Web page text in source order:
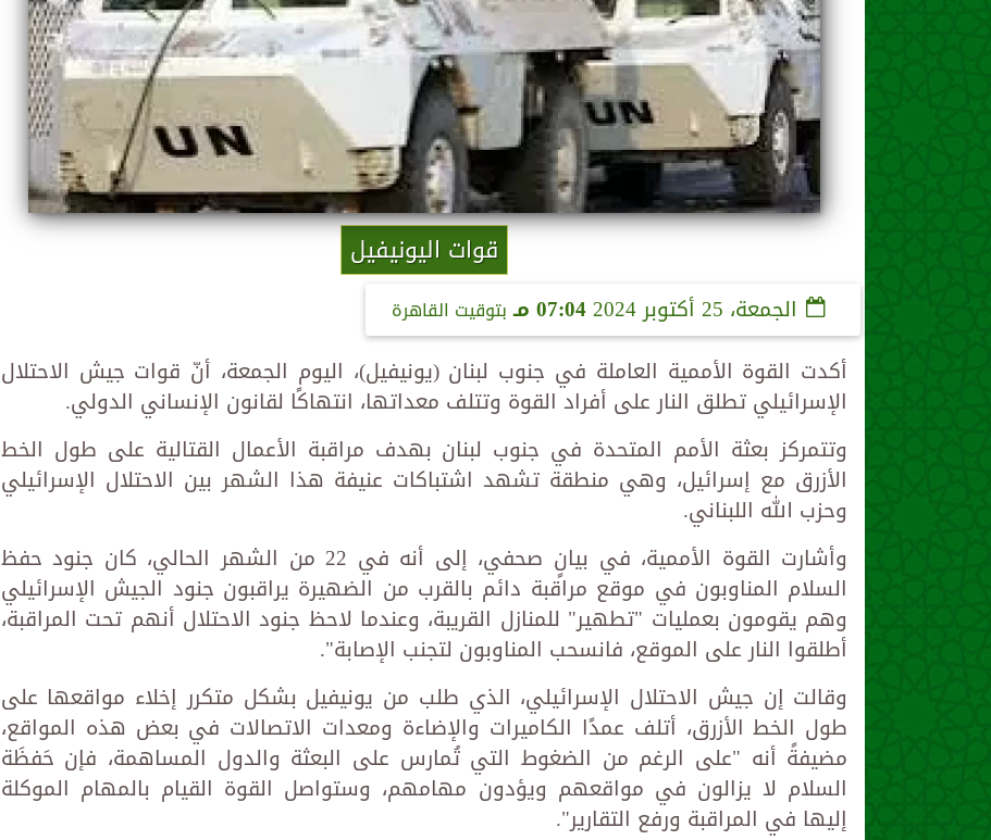
قوات اليونيفيل
الجمعة، 25 أكتوبر 2024 07:04 مـ بتوقيت القاهرة
أكدت القوة الأممية العاملة في جنوب لبنان (يونيفيل)، اليوم الجمعة، أنّ قوات جيش الاحتلال
الإسرائيلي تطلق النار على أفراد القوة وتتلف معداتها، انتهاكًا لقانون الإنساني الدولي.
وتتمركز بعثة الأمم المتحدة في جنوب لبنان بهدف مراقبة الأعمال القتالية على طول الخط
الأزرق مع إسرائيل، وهي منطقة تشهد اشتباكات عنيفة هذا الشهر بين الاحتلال الإسرائيلي
وحزب الله اللبناني.
وأشارت القوة الأممية، في بيانٍ صحفي، إلى أنه في 22 من الشهر الحالي، كان جنود حفظ
السلام المناوبون في موقع مراقبة دائم بالقرب من الضهيرة يراقبون جنود الجيش الإسرائيلي
وهم يقومون بعمليات "تطهير" للمنازل القريبة، وعندما لاحظ جنود الاحتلال أنهم تحت المراقبة،
أطلقوا النار على الموقع، فانسحب المناوبون لتجنب الإصابة".
وقالت إن جيش الاحتلال الإسرائيلي، الذي طلب من يونيفيل بشكل متكرر إخلاء مواقعها على
طول الخط الأزرق، أتلف عمدًا الكاميرات والإضاءة ومعدات الاتصالات في بعض هذه المواقع،
مضيفةً أنه "على الرغم من الضغوط التي تُمارس على البعثة والدول المساهمة، فإن حَفظَة
السلام لا يزالون في مواقعهم ويؤدون مهامهم، وستواصل القوة القيام بالمهام الموكلة
إليها في المراقبة ورفع التقارير".